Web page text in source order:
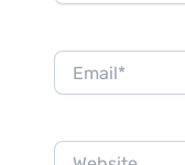
Email*
Website